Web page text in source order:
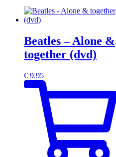
Beatles – Alone &
together (dvd)
€ 9.95